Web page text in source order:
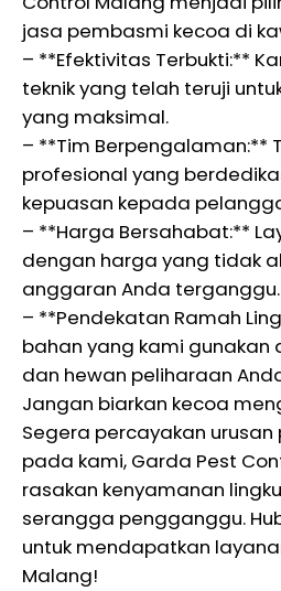
jasa pembasmi kecoa di
– **Efektivitas Terbukti:**
teknik yang telah teruji
yang maksimal.
– **Tim Berpengalaman:**
profesional yang
kepuasan kepada
– **Harga Bersahabat:**
dengan harga yang tidak
anggaran Anda terganggu.
– **Pendekatan Ramah
bahan yang kami gunakan
dan hewan peliharaan
Jangan biarkan kecoa
Segera percayakan
pada kami, Garda Pest
rasakan kenyamanan
serangga pengganggu.
untuk mendapatkan
Malang!